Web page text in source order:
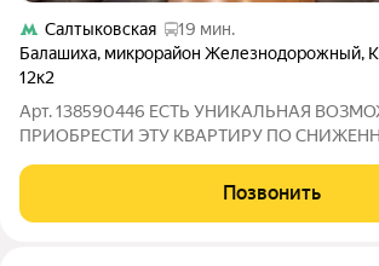
Салтыковская
19 мин.
Балашиха, микрорайон Железнодорожный,
12к2
Арт. 138590446 ЕСТЬ УНИКАЛЬНАЯ
ПРИОБРЕСТИ ЭТУ КВАРТИРУ ПО
двухкомнатная квартира евроформата в
комплексе, расположенном по адресу:
Позвонить